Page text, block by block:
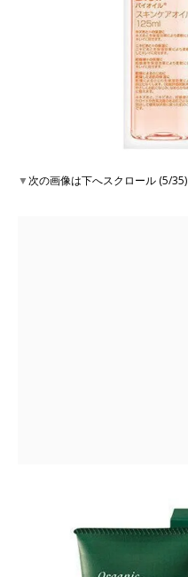
▼次の画像は下へスクロール (5/35)